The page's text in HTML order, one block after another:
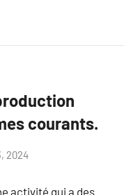
courants.
2024
activité qui a des